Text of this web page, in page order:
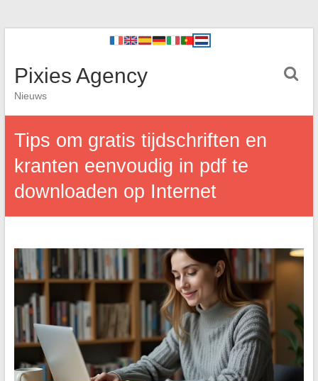
Pixies Agency
Nieuws
Tips om gratis tijdschriften en
kranten eenvoudig in pdf te
downloaden op Internet